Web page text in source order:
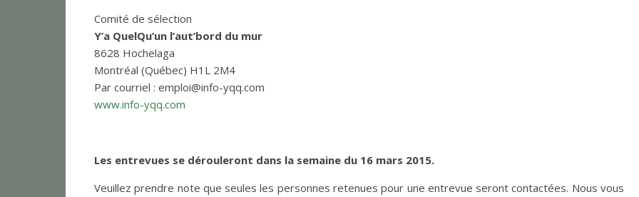
Comité de sélection
Y’a QuelQu’un l’aut’bord du mur
8628 Hochelaga
Montréal (Québec) H1L 2M4
Par courriel : emploi@info-yqq.com
www.info-yqq.com
Les entrevues se dérouleront dans la semaine du 16 mars 2015.
Veuillez prendre note que seules les personnes retenues pour une entrevue seront contactées. Nous vous